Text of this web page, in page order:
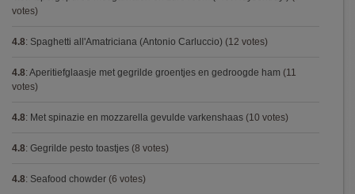
votes)
4.8: Spaghetti all'Amatriciana (Antonio Carluccio) (12 votes)
4.8: Aperitiefglaasje met gegrilde groentjes en gedroogde ham (11
votes)
4.8: Met spinazie en mozzarella gevulde varkenshaas (10 votes)
4.8: Gegrilde pesto toastjes (8 votes)
4.8: Seafood chowder (6 votes)